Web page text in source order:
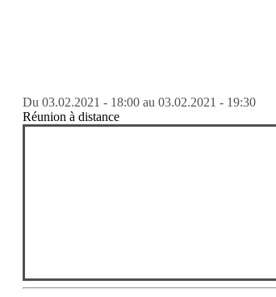
Du 03.02.2021 - 18:00 au 03.02.2021 - 19:30
Réunion à distance